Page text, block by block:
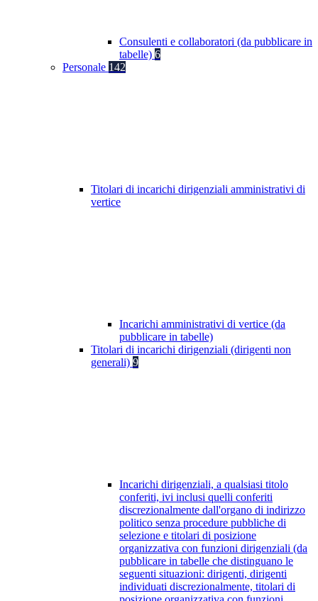
Consulenti e collaboratori (da pubblicare in
tabelle) 6
Personale 142
Titolari di incarichi dirigenziali amministrativi di
vertice
Incarichi amministrativi di vertice (da
pubblicare in tabelle)
Titolari di incarichi dirigenziali (dirigenti non
generali) 9
Incarichi dirigenziali, a qualsiasi titolo
conferiti, ivi inclusi quelli conferiti
discrezionalmente dall'organo di indirizzo
politico senza procedure pubbliche di
selezione e titolari di posizione
organizzativa con funzioni dirigenziali (da
pubblicare in tabelle che distinguano le
seguenti situazioni: dirigenti, dirigenti
individuati discrezionalmente, titolari di